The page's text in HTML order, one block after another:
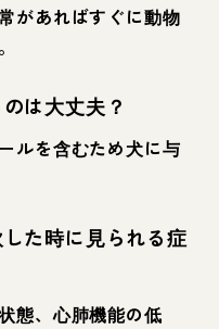
があればすぐに動物
は大丈夫？
ルを含むため犬に与
た時に見られる症
態、心肺機能の低